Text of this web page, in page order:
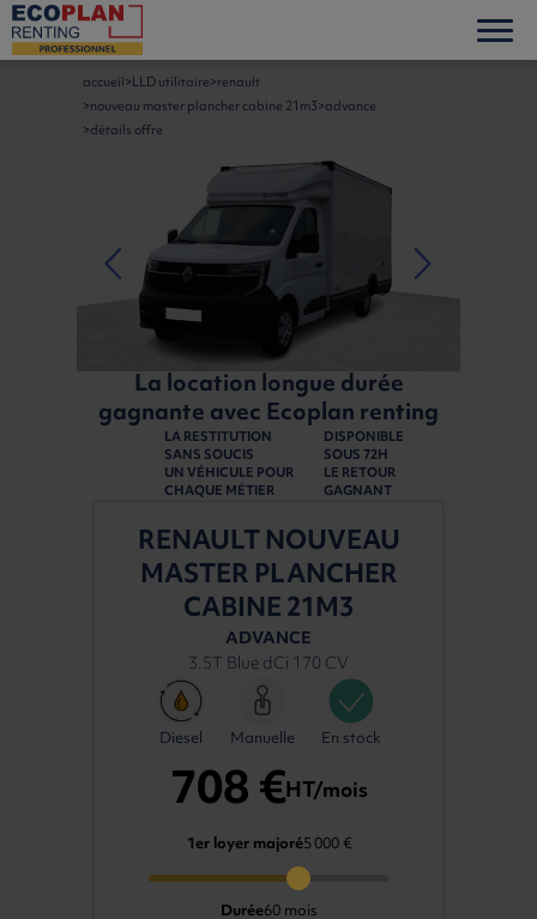
accueil LLD utilitaire renault
nouveau master plancher cabine 21m3 advance
détails offre
La location longue durée
gagnante avec Ecoplan renting
LA RESTITUTION
SANS SOUCIS
UN VÉHICULE POUR
CHAQUE MÉTIER
DISPONIBLE
SOUS 72H
LE RETOUR
GAGNANT
RENAULT NOUVEAU
MASTER PLANCHER
CABINE 21M3
ADVANCE
3.5T Blue dCi 170 CV
Diesel Manuelle En stock
708 €HT/mois
1er loyer majoré5 000 €
Durée60 mois